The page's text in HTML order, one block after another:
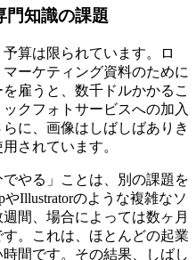
門知識の課題
算は限られています。ロ
ーケティング資料のために
雇うと、数千ドルかかるこ
クフォトサービスへの加入
に、画像はしばしばありき
されています。
やる」ことは、別の課題を
やIllustratorのような複雑なソ
間、場合によっては数ヶ月
。これは、ほとんどの起業
間です。その結果、しばし